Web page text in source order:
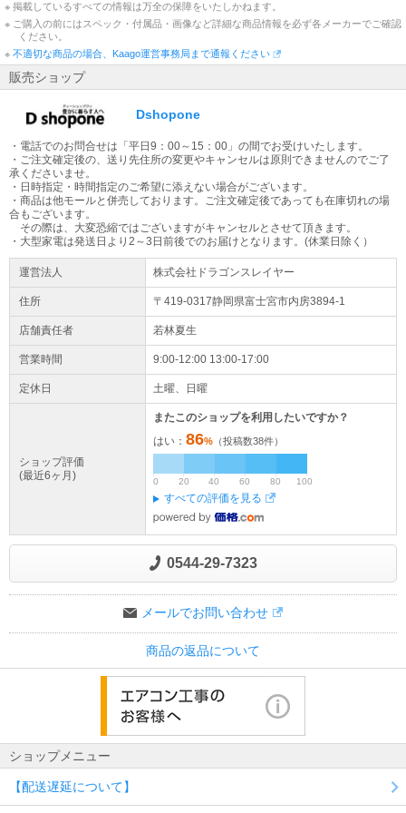
出荷日についてのお知らせ
平日13時までの代引きご注文(振り込みご入金確認)は当日出荷致し
ます(土日除く)。【大型商品】に関しては輸送方法が通常の宅配便
とは異なる為、ご入金確認後の発送から2～3日での配送予定となり
振込先ご案内について
お振込先のご案内は当社が手動で行っております。ご対応時間8：0
0～14：00（土日は除く）また、13時以降のご注文に関しては翌朝
のご案内となります。
大型家電の配送について
大型商品（梱包サイズ合計が260cmもしくは50kg以上）はヤマトホ
ームコンビニエンスでの配送となります。配送業者より到着時間の
ご連絡が当日午前中にございます。
大型商品配送注意事項
大型商品は原則日時指定不可となります。配送日のご入力は希望日
となります。地域によってはご希望に添えない場合もございます。
ご容赦ください。 ※大型商品配送不可地域：沖縄、その他離島地域
全域
※ 掲載しているすべての情報は万全の保障をいたしかねます。
※ ご購入の前にはスペック・付属品・画像など詳細な商品情報を必ず各メーカーでご確認
ください。
※ 不適切な商品の場合、Kaago運営事務局まで通報ください
販売ショップ
Dshopone
・電話でのお問合せは「平日9：00～15：00」の間でお受けいたします。
・ご注文確定後の、送り先住所の変更やキャンセルは原則できませんのでご了
承くださいませ。
・日時指定・時間指定のご希望に添えない場合がございます。
・商品は他モールと併売しております。ご注文確定後であっても在庫切れの場
合もございます。
その際は、大変恐縮ではございますがキャンセルとさせて頂きます。
・大型家電は発送日より2～3日前後でのお届けとなります。(休業日除く）
運営法人 株式会社ドラゴンスレイヤー
住所 〒419-0317静岡県富士宮市内房3894-1
店舗責任者 若林夏生
営業時間 9:00-12:00 13:00-17:00
定休日 土曜、日曜
ショップ評価
(最近6ヶ月)
またこのショップを利用したいですか？
はい： 86% （投稿数38件）
0 20 40 60 80 100
すべての評価を見る
0544-29-7323
メールでお問い合わせ
商品の返品について
ショップメニュー
【配送遅延について】